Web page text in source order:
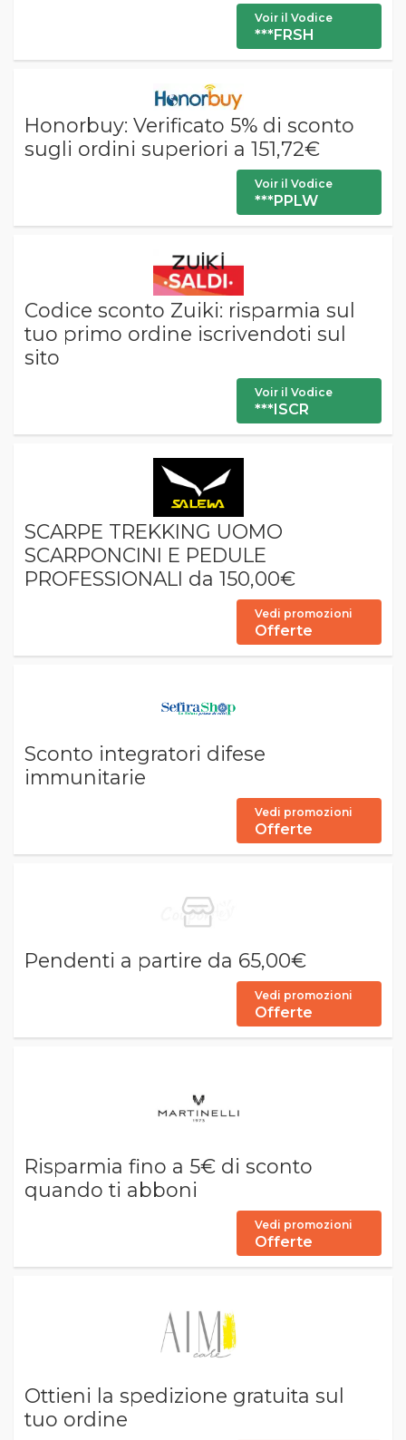
Voir il Vodice
***FRSH
Honorbuy: Verificato 5% di sconto
sugli ordini superiori a 151,72€
Voir il Vodice
***PPLW
Codice sconto Zuiki: risparmia sul
tuo primo ordine iscrivendoti sul
sito
Voir il Vodice
***ISCR
SCARPE TREKKING UOMO
SCARPONCINI E PEDULE
PROFESSIONALI da 150,00€
Vedi promozioni
Offerte
Sconto integratori difese
immunitarie
Vedi promozioni
Offerte
Pendenti a partire da 65,00€
Vedi promozioni
Offerte
Risparmia fino a 5€ di sconto
quando ti abboni
Vedi promozioni
Offerte
Ottieni la spedizione gratuita sul
tuo ordine